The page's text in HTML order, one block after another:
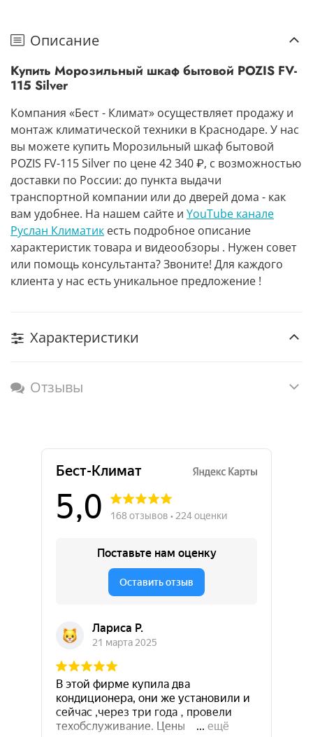
Описание
Купить Морозильный шкаф бытовой POZIS FV-
115 Silver
Компания «Бест - Климат» осуществляет продажу и
монтаж климатической техники в Краснодаре. У нас
вы можете купить Морозильный шкаф бытовой
POZIS FV-115 Silver по цене 42 340 ₽, с возможностью
доставки по России: до пункта выдачи
транспортной компании или до дверей дома - как
вам удобнее. На нашем сайте и YouTube канале
Руслан Климатик есть подробное описание
характеристик товара и видеообзоры . Нужен совет
или помощь консультанта? Звоните! Для каждого
клиента у нас есть уникальное предложение !
Характеристики
Отзывы